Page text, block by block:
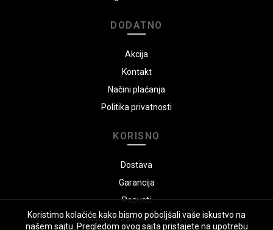
DODATNO
Akcija
Kontakt
Načini plaćanja
Politika privatnosti
KORISNO
Dostava
Garancija
Popusti
Uputstvo za naručivanje
Koristimo kolačiće kako bismo poboljšali vaše iskustvo na
našem sajtu. Pregledom ovog sajta pristajete na upotrebu